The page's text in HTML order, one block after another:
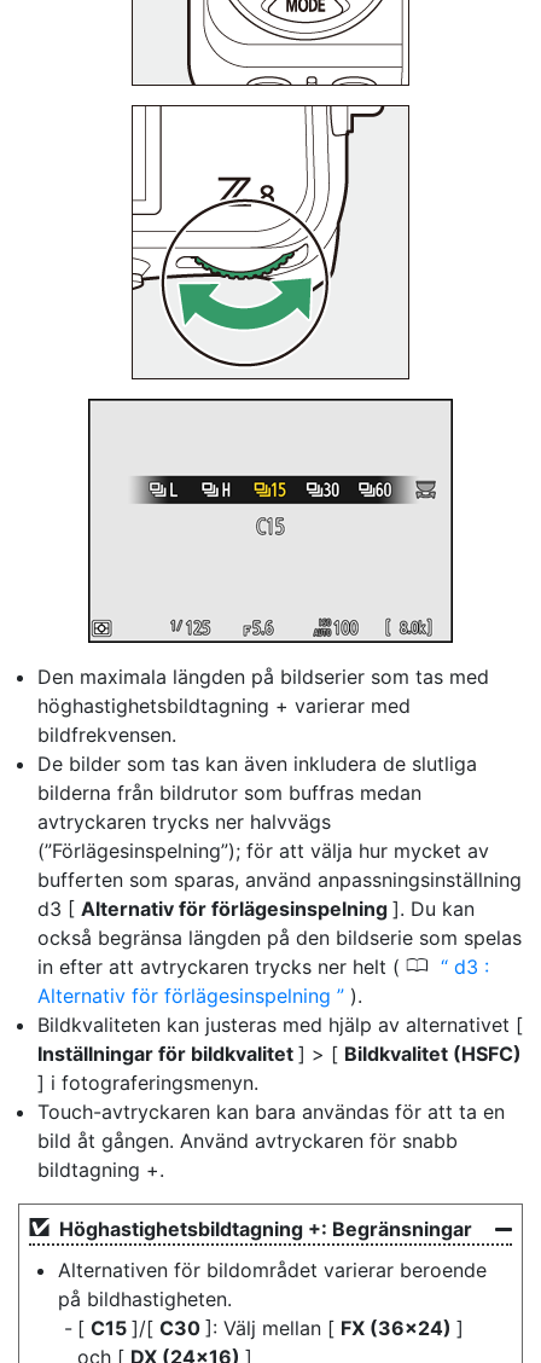
Den maximala längden på bildserier som tas med
höghastighetsbildtagning + varierar med
bildfrekvensen.
De bilder som tas kan även inkludera de slutliga
bilderna från bildrutor som buffras medan
avtryckaren trycks ner halvvägs
(”Förlägesinspelning”); för att välja hur mycket av
bufferten som sparas, använd anpassningsinställning
d3 [ Alternativ för förlägesinspelning ]. Du kan
också begränsa längden på den bildserie som spelas
in efter att avtryckaren trycks ner helt ( 0
d3 :
Alternativ för förlägesinspelning
).
Bildkvaliteten kan justeras med hjälp av alternativet [
Inställningar för bildkvalitet ] > [ Bildkvalitet (HSFC)
] i fotograferingsmenyn.
Touch-avtryckaren kan bara användas för att ta en
bild åt gången. Använd avtryckaren för snabb
bildtagning +.
Höghastighetsbildtagning +: Begränsningar
Alternativen för bildområdet varierar beroende
på bildhastigheten.
[ C15 ]/[ C30 ]: Välj mellan [ FX (36×24) ]
och [ DX (24×16) ]